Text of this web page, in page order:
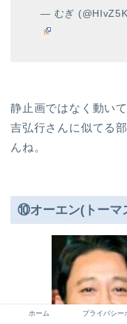
— むぎ
静止画ではなく動い
吉弘行さんに似てる
んね。
⑩オーエン(トーマ
ホーム プライバシー